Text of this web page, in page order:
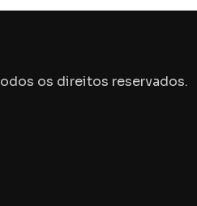
os direitos reservados.